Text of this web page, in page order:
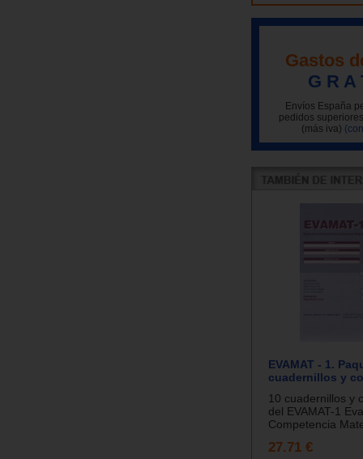
Gastos
G R A
Envíos España
pedidos
(más iva)
EVAMAT - 1.
cuadernillos y
10 cuadernillos y
del EVAMAT-1
Competencia
27.71 €